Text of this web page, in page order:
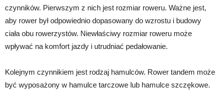
czynników. Pierwszym z nich jest rozmiar roweru. Ważne jest,
aby rower był odpowiednio dopasowany do wzrostu i budowy
ciała obu rowerzystów. Niewłaściwy rozmiar roweru może
wpływać na komfort jazdy i utrudniać pedałowanie.
Kolejnym czynnikiem jest rodzaj hamulców. Rower tandem może
być wyposażony w hamulce tarczowe lub hamulce szczękowe.